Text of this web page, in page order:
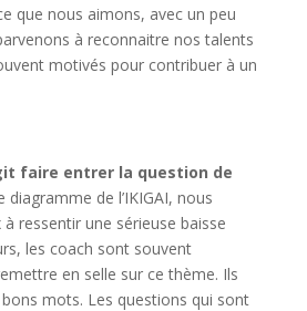
que nous aimons, avec un peu
à reconnaitre nos talents
motivés pour contribuer à un
faire entrer la question de
diagramme de l’IKIGAI, nous
ressentir une sérieuse baisse
les coach sont souvent
en selle sur ce thème. Ils
mots. Les questions qui sont